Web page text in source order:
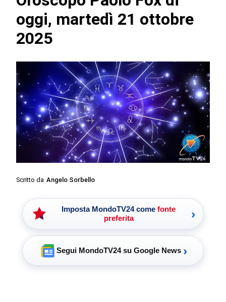
oggi, martedì 21 ottobre
2025
Scritto da Angelo Sorbello
Imposta MondoTV24 come fonte
preferita
›
Segui MondoTV24 su Google News ›